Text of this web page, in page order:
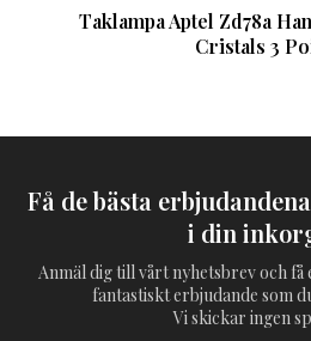
Taklampa Aptel Zd78a
Cristals 3
Få de bästa
i din
Anmäl dig till vårt nyhetsbrev och
fantastiskt erbjudande som
Vi skickar ingen